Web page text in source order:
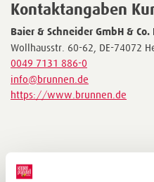
Kontaktangaben
Baier & Schneider GmbH & Co.
Wollhausstr. 60-62, DE-74072
0049 7131 886-0
info@brunnen.de
https://www.brunnen.de